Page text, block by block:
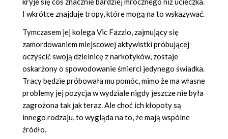
I wkrótce znajduje tropy, które mogą na to wskazywać.
Tymczasem jej kolega Vic Fazzio, zajmujący się
zamordowaniem miejscowej aktywistki próbującej
oczyścić swoją dzielnicę z narkotyków, zostaje
oskarżony o spowodowanie śmierci jedynego świadka.
Tracy będzie próbowała mu pomóc, mimo że ma własne
problemy jej pozycja w wydziale nigdy jeszcze nie była
zagrożona tak jak teraz. Ale choć ich kłopoty są
innego rodzaju, to wygląda na to, że mają wspólne
źródło.